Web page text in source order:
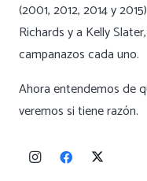
(2001, 2012, 2014 y
Richards y a Kelly
campanazos cada uno.
Ahora entendemos de
veremos si tiene razón.